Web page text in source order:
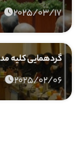
2025/03/17
گردهمایی کلیه
2025/02/06